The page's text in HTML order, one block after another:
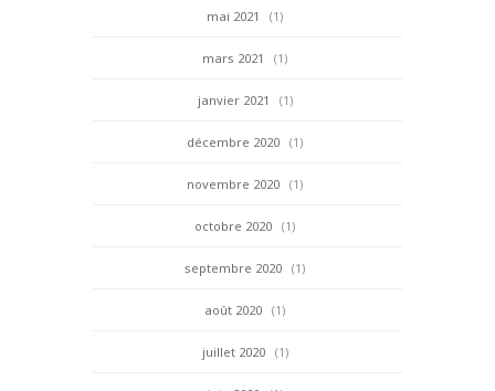
mai 2021 (1)
mars 2021 (1)
janvier 2021 (1)
décembre 2020 (1)
novembre 2020 (1)
octobre 2020 (1)
septembre 2020 (1)
août 2020 (1)
juillet 2020 (1)